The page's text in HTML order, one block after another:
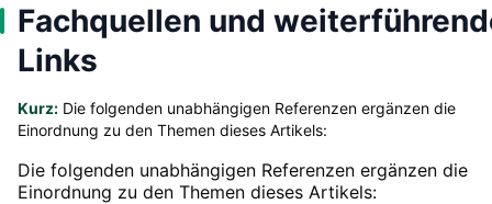
Fachquellen und
Links
Kurz: Die folgenden unabhängigen Referenzen ergänzen die
Einordnung zu den Themen dieses Artikels:
Die folgenden unabhängigen Referenzen ergänzen die
Einordnung zu den Themen dieses Artikels: